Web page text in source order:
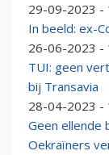
29-09-2023 -
In beeld: ex-
26-06-2023 -
TUI: geen
bij Transavia
28-04-2023 -
Geen ellende
Oekraïners